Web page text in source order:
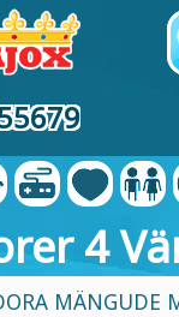
4
MÄNGUDE